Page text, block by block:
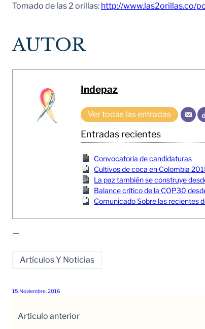
Tomado de las 2 orillas: http://www.las2orillas.co/
AUTOR
Indepaz
Ver todas las entradas
Entradas recientes
Convocatoria de candidaturas
Cultivos de coca en Colombia
La paz también se construye
Balance crítico de la COP30
Comunicado Sobre las recientes
—
Artículos Y Noticias
15 Noviembre, 2016
Artículo anterior